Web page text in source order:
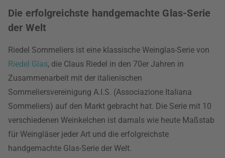
Die erfolgreichste handgemachte Glas-Serie
der Welt
Riedel Sommeliers ist eine klassische Weinglas-Serie von
Riedel Glas, die Claus Riedel in den 70er Jahren in
Zusammenarbeit mit der italienischen
Sommeliersvereinigung A.I.S. (Associazione Italiana
Sommeliers) auf den Markt gebracht hat. Die Serie mit 10
verschiedenen Weinkelchen ist damals wie heute Maßstab
für Weingläser jeder Art und die erfolgreichste
handgemachte Glas-Serie der Welt.